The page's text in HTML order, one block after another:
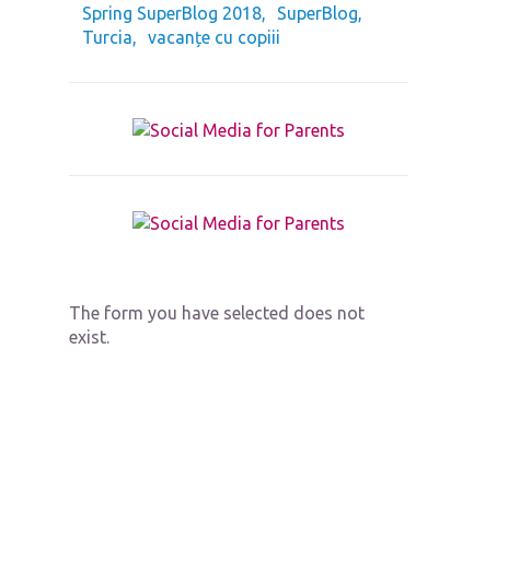
Spring SuperBlog 2018
SuperBlog
Turcia
vacanțe cu copiii
The form you have selected does not
exist.